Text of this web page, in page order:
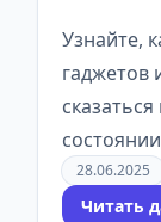
Узнайте,
гаджетов
28.06.2025
Читать